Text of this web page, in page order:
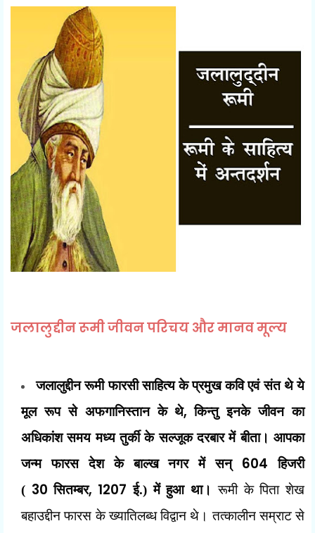
जलालुद्दीन रूमी जीवन परिचय और मानव मूल्य
जलालुद्दीन रूमी फारसी साहित्य के प्रमुख कवि एवं संत थे ये
मूल रूप से अफगानिस्तान के थे,किन्तु इनके जीवन का
अधिकांश समय मध्य तुर्की के सल्जूक दरबार में बीता। आपका
जन्म फारस देश के बाल्ख नगर में सन् 604 हिजरी
( 30 सितम्बर, 1207 ई.) में हुआ था। रूमी के पिता शेख
बहाउद्दीन फारस के ख्यातिलब्ध विद्वान थे। तत्कालीन सम्राट से